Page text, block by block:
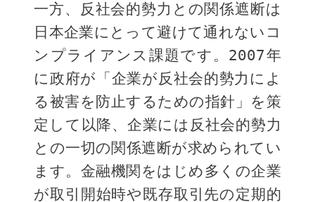
一方、反社会的勢力との関係遮断は
日本企業にとって避けて通れないコ
ンプライアンス課題です。2007年
に政府が「企業が反社会的勢力によ
る被害を防止するための指針」を策
定して以降、企業には反社会的勢力
との一切の関係遮断が求められてい
ます。金融機関をはじめ多くの企業
が取引開始時や既存取引先の定期的